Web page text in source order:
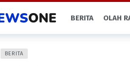
BERITA OLAH
BERITA